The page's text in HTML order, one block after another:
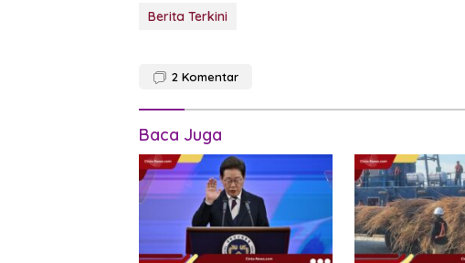
Berita Terkini
2 Komentar
Baca Juga